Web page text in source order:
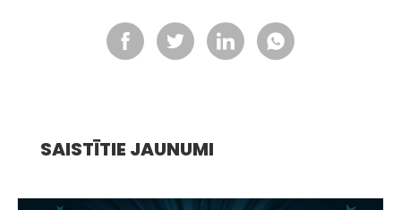
SAISTĪTIE JAUNUMI